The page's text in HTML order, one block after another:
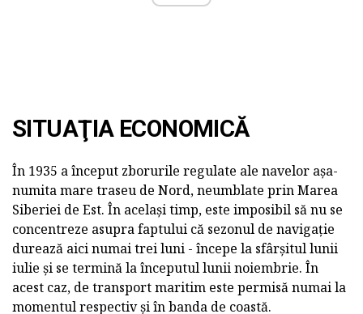
SITUAŢIA ECONOMICĂ
În 1935 a început zborurile regulate ale navelor așa-
numita mare traseu de Nord, neumblate prin Marea
Siberiei de Est. În același timp, este imposibil să nu se
concentreze asupra faptului că sezonul de navigație
durează aici numai trei luni - începe la sfârșitul lunii
iulie și se termină la începutul lunii noiembrie. În
acest caz, de transport maritim este permisă numai la
momentul respectiv și în banda de coastă.